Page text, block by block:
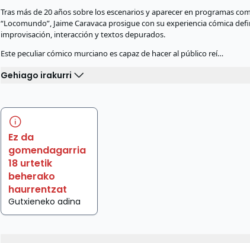
Tras más de 20 años sobre los escenarios y aparecer en programas
“Locomundo”, Jaime Caravaca prosigue con su experiencia cómica
improvisación, interacción y textos depurados.
Este peculiar cómico murciano es capaz de hacer al público reí…
Gehiago irakurri
Ez da
gomendagarria
18 urtetik
beherako
haurrentzat
Gutxieneko adina